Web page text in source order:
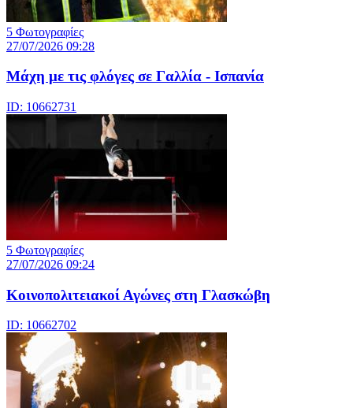
5 Φωτογραφίες
27/07/2026 09:28
Μάχη με τις φλόγες σε Γαλλία - Ισπανία
ID: 10662731
5 Φωτογραφίες
27/07/2026 09:24
Κοινοπολιτειακοί Αγώνες στη Γλασκώβη
ID: 10662702